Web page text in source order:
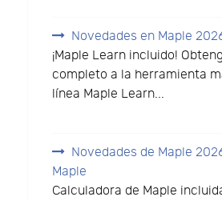
Novedades en Maple
¡Maple Learn incluido!
completo a la herramienta
línea Maple Learn...
Novedades de Maple
Maple
Calculadora de Maple